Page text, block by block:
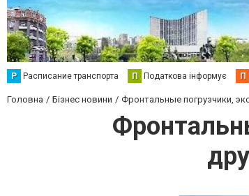
Р Расписание транспорта П Податкова інформує П
Головна Бізнес новини Фронтальные погрузчики,